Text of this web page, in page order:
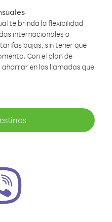
te brinda la flexibilidad
internacionales a
bajas, sin tener que
Con el plan de
en las llamadas que